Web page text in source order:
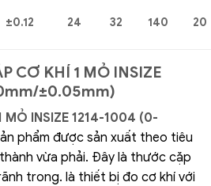
±0.12 24 32 140 20
CƠ KHÍ 1 MỎ INSIZE
±0.05mm)
MỎ INSIZE 1214-1004 (0-
phẩm được sản xuất theo tiêu
vừa phải. Đây là thước cặp
trong. là thiết bị đo cơ khí với